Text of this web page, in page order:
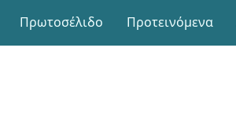
Πρωτοσέλιδο Προτεινόμενα